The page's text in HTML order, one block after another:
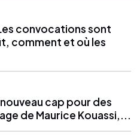
convocations sont
comment et où les
nouveau cap pour des
de Maurice Kouassi,...